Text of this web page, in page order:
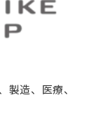
造、医療、